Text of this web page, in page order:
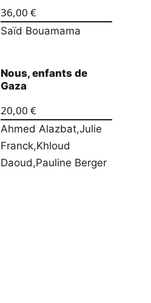
36,00 €
Saïd Bouamama
Nous, enfants de
Gaza
20,00 €
Ahmed Alazbat,Julie
Franck,Khloud
Daoud,Pauline Berger